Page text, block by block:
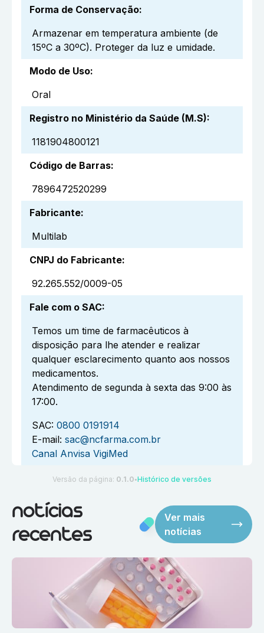
Forma de Conservação:
Armazenar em temperatura ambiente (de
15ºC a 30ºC). Proteger da luz e umidade.
Modo de Uso:
Oral
Registro no Ministério da Saúde (M.S):
1181904800121
Código de Barras:
7896472520299
Fabricante:
Multilab
CNPJ do Fabricante:
92.265.552/0009-05
Fale com o SAC:
Temos um time de farmacêuticos à
disposição para lhe atender e realizar
qualquer esclarecimento quanto aos nossos
medicamentos.
Atendimento de segunda à sexta das 9:00 às
17:00.
SAC: 0800 0191914
E-mail: sac@ncfarma.com.br
Canal Anvisa VigiMed
Versão da página: 0.1.0 ●Histórico de versões
notícias
recentes
Ver mais
notícias